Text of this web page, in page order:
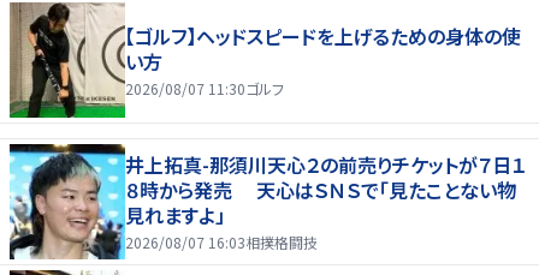
【ゴルフ】ヘッドスピードを上げるための身体の使
い方
2026/08/07 11:30ゴルフ
井上拓真-那須川天心２の前売りチケットが７日１
８時から発売 天心はＳＮＳで「見たことない物
見れますよ」
2026/08/07 16:03相撲格闘技